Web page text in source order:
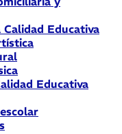
Educativa
Educativa